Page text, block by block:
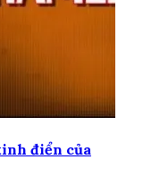
điển của